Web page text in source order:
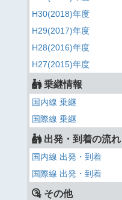
H30(2018)年度
H29(2017)年度
H28(2016)年度
H27(2015)年度
乗継情報
国内線 乗継
国際線 乗継
出発・到着の流れ
国内線 出発・到着
国際線 出発・到着
その他